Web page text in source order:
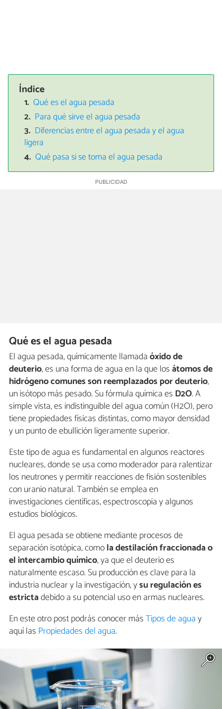
Índice
Qué es el agua pesada
Para qué sirve el agua pesada
Diferencias entre el agua pesada y el agua
ligera
Qué pasa si se toma el agua pesada
Qué es el agua pesada
El agua pesada, químicamente llamadaóxido de
deuterio, es una forma de agua en la que losátomos de
hidrógeno comunes son reemplazados por deuterio,
un isótopo más pesado. Su fórmula química es D2​O. A
simple vista, es indistinguible del agua común (H2O), pero
tiene propiedades físicas distintas, como mayor densidad
y un punto de ebullición ligeramente superior.
Este tipo de agua es fundamental en algunos reactores
nucleares, donde se usa como moderador para ralentizar
los neutrones y permitir reacciones de fisión sostenibles
con uranio natural. También se emplea en
investigaciones científicas, espectroscopia y algunos
estudios biológicos.
El agua pesada se obtiene mediante procesos de
separación isotópica, comola destilación fraccionada o
el intercambio químico, ya que el deuterio es
naturalmente escaso. Su producción es clave para la
industria nuclear y la investigación, ysu regulación es
estrictadebido a su potencial uso en armas nucleares.
En este otro post podrás conocer másTipos de aguay
aquí las Propiedades del agua.